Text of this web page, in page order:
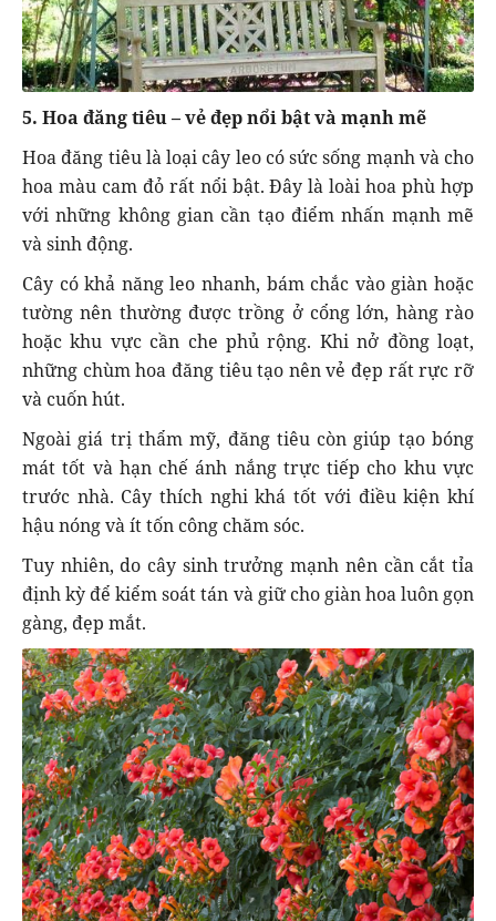
5. Hoa đăng tiêu – vẻ đẹp nổi bật và mạnh mẽ
Hoa đăng tiêu là loại cây leo có sức sống mạnh và cho
hoa màu cam đỏ rất nổi bật. Đây là loài hoa phù hợp
với những không gian cần tạo điểm nhấn mạnh mẽ
và sinh động.
Cây có khả năng leo nhanh, bám chắc vào giàn hoặc
tường nên thường được trồng ở cổng lớn, hàng rào
hoặc khu vực cần che phủ rộng. Khi nở đồng loạt,
những chùm hoa đăng tiêu tạo nên vẻ đẹp rất rực rỡ
và cuốn hút.
Ngoài giá trị thẩm mỹ, đăng tiêu còn giúp tạo bóng
mát tốt và hạn chế ánh nắng trực tiếp cho khu vực
trước nhà. Cây thích nghi khá tốt với điều kiện khí
hậu nóng và ít tốn công chăm sóc.
Tuy nhiên, do cây sinh trưởng mạnh nên cần cắt tỉa
định kỳ để kiểm soát tán và giữ cho giàn hoa luôn gọn
gàng, đẹp mắt.